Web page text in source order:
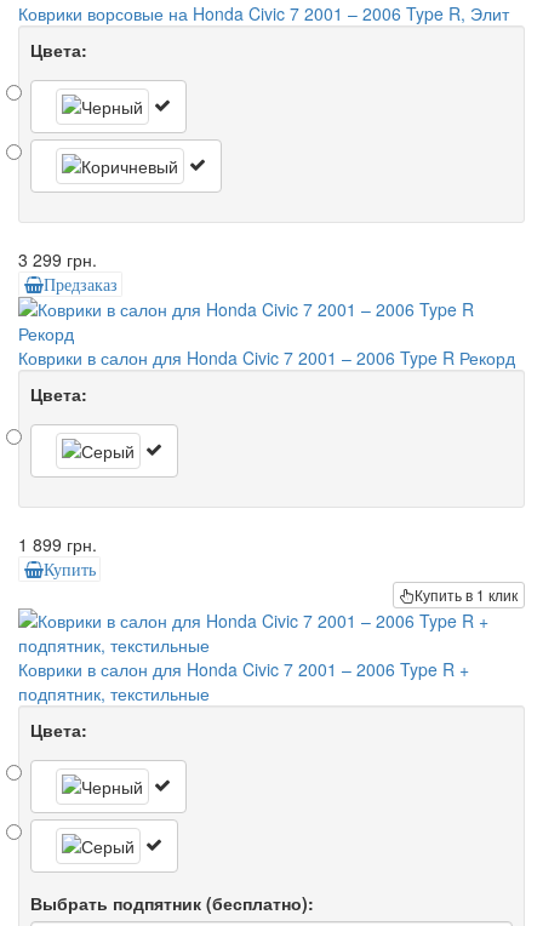
Коврики ворсовые на Honda Civic 7 2001 – 2006 Type R, Элит
Цвета:
3 299 грн.
Предзаказ
Коврики в салон для Honda Civic 7 2001 – 2006 Type R Рекорд
Цвета:
1 899 грн.
Купить
Купить в 1 клик
Коврики в салон для Honda Civic 7 2001 – 2006 Type R +
подпятник, текстильные
Цвета:
Выбрать подпятник (бесплатно):